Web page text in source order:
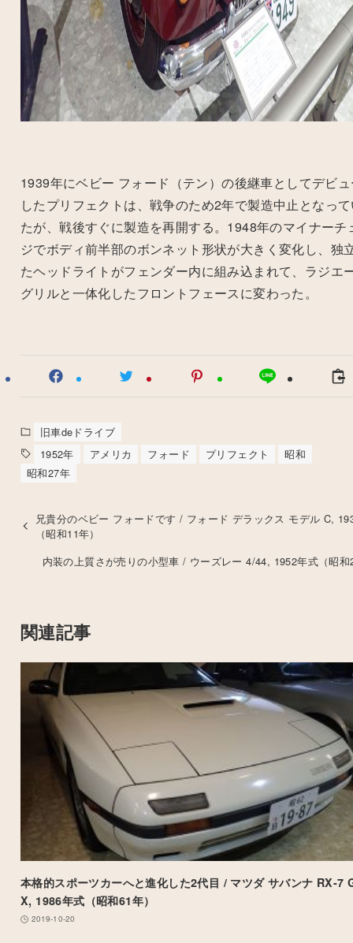
1939年にベビー フォード（テン）の後継車としてデビ
したプリフェクトは、戦争のため2年で製造中止となっ
たが、戦後すぐに製造を再開する。 1948年のマイナーチ
ジでボディ前半部のボンネット形状が大きく変化し、独
たヘッドライトがフェンダー内に組み込まれて、ラジエ
グリルと一体化したフロントフェースに変わった。
旧車deドライブ
1952年
アメリカ フォード プリフェクト
昭和
昭和27年
兄貴分のベビー フォードです / フォード デラックス モデル C,
（昭和11年）
内装の上質さが売りの小型車 / ウーズレー 4/44, 1952年式（昭和
関連記事
本格的スポーツカーへと進化した2代目 / マツダ サバンナ RX-7
X, 1986年式（昭和61年）
2019-10-20